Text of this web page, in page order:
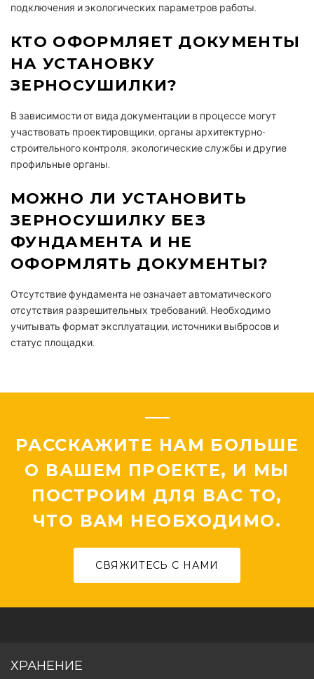
подключения и экологических параметров работы.
КТО ОФОРМЛЯЕТ ДОКУМЕНТЫ
НА УСТАНОВКУ
ЗЕРНОСУШИЛКИ?
В зависимости от вида документации в процессе могут
участвовать проектировщики, органы архитектурно-
строительного контроля, экологические службы и другие
профильные органы.
МОЖНО ЛИ УСТАНОВИТЬ
ЗЕРНОСУШИЛКУ БЕЗ
ФУНДАМЕНТА И НЕ
ОФОРМЛЯТЬ ДОКУМЕНТЫ?
Отсутствие фундамента не означает автоматического
отсутствия разрешительных требований. Необходимо
учитывать формат эксплуатации, источники выбросов и
статус площадки.
РАССКАЖИТЕ НАМ БОЛЬШЕ
О ВАШЕМ ПРОЕКТЕ, И МЫ
ПОСТРОИМ ДЛЯ ВАС ТО,
ЧТО ВАМ НЕОБХОДИМО.
СВЯЖИТЕСЬ С НАМИ
ХРАНЕНИЕ